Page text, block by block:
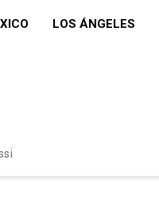
LOS ÁNGELES